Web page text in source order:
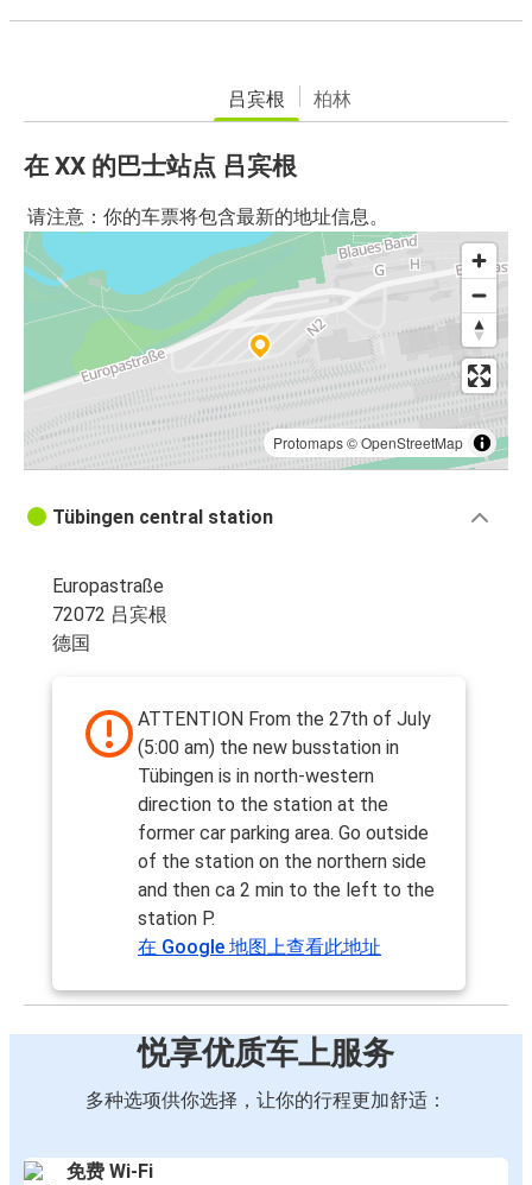
吕宾根 柏林
在 XX 的巴士站点 吕宾根
请注意：你的车票将包含最新的地址信息。
Protomaps©OpenStreetMap
Tübingen central station
Europastraße
72072 吕宾根
德国
ATTENTION From the 27th of July
(5:00 am) the new busstation in
Tübingen is in north-western
direction to the station at the
former car parking area. Go outside
of the station on the northern side
and then ca 2 min to the left to the
station P.
在 Google 地图上查看此地址
悦享优质车上服务
多种选项供你选择，让你的行程更加舒适：
免费 Wi-Fi